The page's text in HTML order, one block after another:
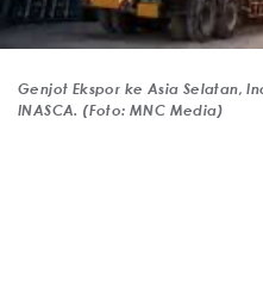
Genjot Ekspor ke Asia Selatan,
INASCA. (Foto: MNC Media)